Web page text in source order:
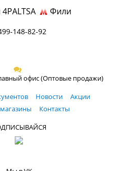
Фили
148-82-92
офис (Оптовые продажи)
Новости
Акции
Контакты